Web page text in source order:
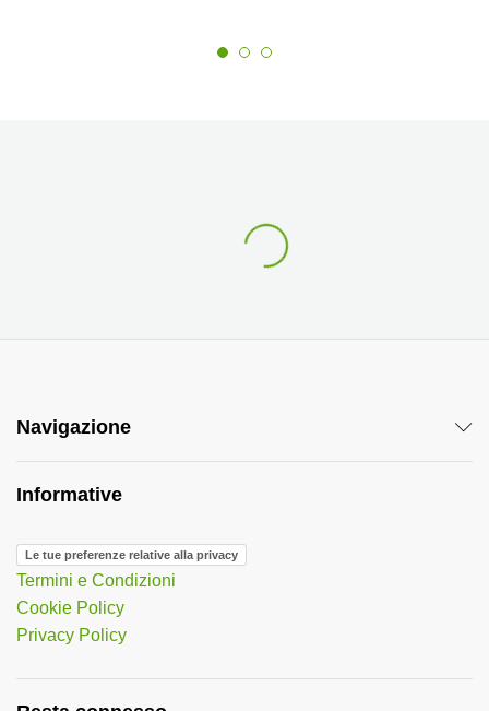
Navigazione
Informative
Le tue preferenze relative alla privacy
Termini e Condizioni
Cookie Policy
Privacy Policy